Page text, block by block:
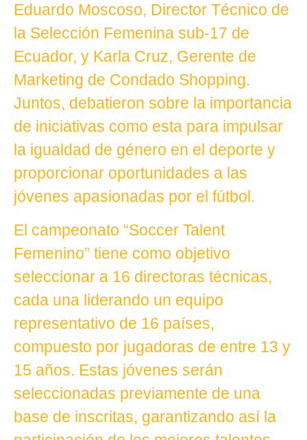
Eduardo Moscoso, Director Técnico de
la Selección Femenina sub-17 de
Ecuador, y Karla Cruz, Gerente de
Marketing de Condado Shopping.
Juntos, debatieron sobre la importancia
de iniciativas como esta para impulsar
la igualdad de género en el deporte y
proporcionar oportunidades a las
jóvenes apasionadas por el fútbol.
El campeonato “Soccer Talent
Femenino” tiene como objetivo
seleccionar a 16 directoras técnicas,
cada una liderando un equipo
representativo de 16 países,
compuesto por jugadoras de entre 13 y
15 años. Estas jóvenes serán
seleccionadas previamente de una
base de inscritas, garantizando así la